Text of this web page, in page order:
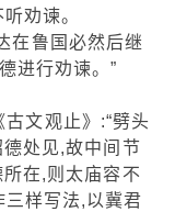
劝谏。
鲁国必然后继
进行劝谏。”
文观止》:“劈头
处见,故中间节
所在,则太庙容不
样写法,以冀君